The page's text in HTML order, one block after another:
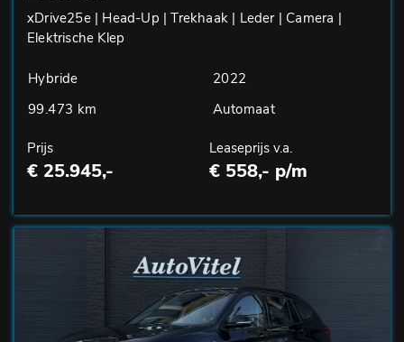
xDrive25e | Head-Up | Trekhaak | Leder | Camera |
Elektrische Klep
Hybride
2022
99.473 km
Automaat
Prijs
€ 25.945,-
Leaseprijs v.a.
€ 558,- p/m